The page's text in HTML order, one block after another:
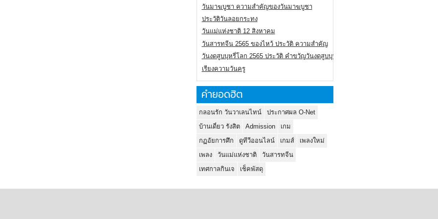
วันมาฆบูชา ความสำคัญของวันมาฆบูชา
ประวัติวันลอยกระทง
วันแม่แห่งชาติ 12 สิงหาคม
วันสารทจีน 2565 ของไหว้ ประวัติ ความสำคัญ
วันงดสูบบุหรี่โลก 2565 ประวัติ คำขวัญวันงดสูบบุหรี่โลก
เรียงความวันครู
คำยอดฮิต
กลอนรัก วันวาเลนไทน์
ประกาศผล O-Net
บ้านเดี่ยว รังสิต
Admission
เกม
กฏอัยการศึก
ดูทีวีออนไลน์ เกมส์
เพลงใหม่
เพลง
วันแม่แห่งชาติ
วันสารทจีน
เทศกาลกินเจ
เช็คพัสดุ